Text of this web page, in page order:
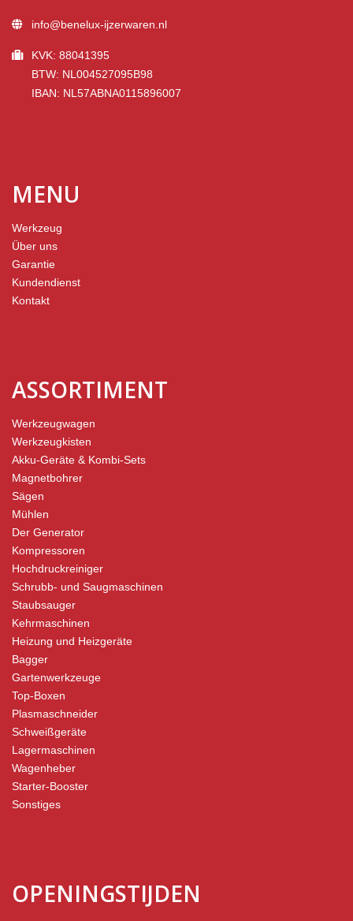
info@benelux-ijzerwaren.nl
KVK: 88041395
BTW: NL004527095B98
IBAN: NL57ABNA0115896007
MENU
Werkzeug
Über uns
Garantie
Kundendienst
Kontakt
ASSORTIMENT
Werkzeugwagen
Werkzeugkisten
Akku-Geräte & Kombi-Sets
Magnetbohrer
Sägen
Mühlen
Der Generator
Kompressoren
Hochdruckreiniger
Schrubb- und Saugmaschinen
Staubsauger
Kehrmaschinen
Heizung und Heizgeräte
Bagger
Gartenwerkzeuge
Top-Boxen
Plasmaschneider
Schweißgeräte
Lagermaschinen
Wagenheber
Starter-Booster
Sonstiges
OPENINGSTIJDEN